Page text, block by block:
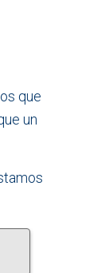
que
un